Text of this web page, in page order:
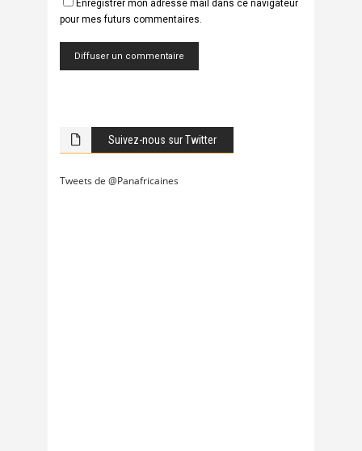
Enregistrer mon adresse mail dans ce navigateur
pour mes futurs commentaires.
Suivez-nous sur Twitter
Tweets de @Panafricaines